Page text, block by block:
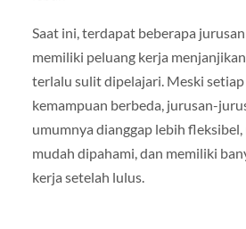
Saat ini, terdapat beberapa
memiliki peluang kerja
terlalu sulit dipelajari. Meski
kemampuan berbeda, jurusan-
umumnya dianggap lebih
mudah dipahami, dan memiliki
kerja setelah lulus.